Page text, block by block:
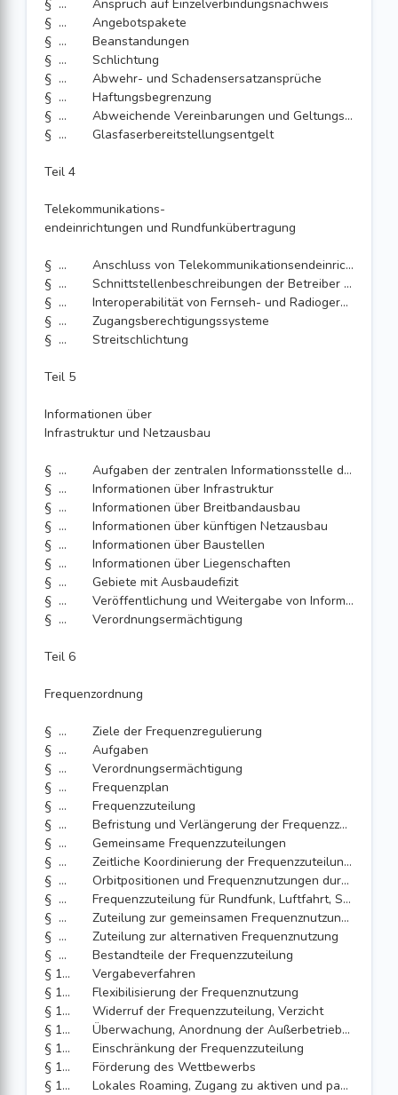
§ 65
Anspruch auf Einzelverbindungsnachweis
§ 66
Angebotspakete
§ 67
Beanstandungen
§ 68
Schlichtung
§ 69
Abwehr- und Schadensersatzansprüche
§ 70
Haftungsbegrenzung
§ 71
Abweichende Vereinbarungen und Geltungsbereich Kundenschutz
§ 72
Glasfaserbereitstellungsentgelt
Teil 4
Telekommunikations-
endeinrichtungen und Rundfunkübertragung
§ 73
Anschluss von Telekommunikationsendeinrichtungen
§ 74
Schnittstellenbeschreibungen der Betreiber öffentlicher Telekommunikationsnetze
§ 75
Interoperabilität von Fernseh- und Radiogeräten
§ 76
Zugangsberechtigungssysteme
§ 77
Streitschlichtung
Teil 5
Informationen über
Infrastruktur und Netzausbau
§ 78
Aufgaben der zentralen Informationsstelle des Bundes
§ 79
Informationen über Infrastruktur
§ 80
Informationen über Breitbandausbau
§ 81
Informationen über künftigen Netzausbau
§ 82
Informationen über Baustellen
§ 83
Informationen über Liegenschaften
§ 84
Gebiete mit Ausbaudefizit
§ 85
Veröffentlichung und Weitergabe von Informationen
§ 86
Verordnungsermächtigung
Teil 6
Frequenzordnung
§ 87
Ziele der Frequenzregulierung
§ 88
Aufgaben
§ 89
Verordnungsermächtigung
§ 90
Frequenzplan
§ 91
Frequenzzuteilung
§ 92
Befristung und Verlängerung der Frequenzzuteilung
§ 93
Gemeinsame Frequenzzuteilungen
§ 94
Zeitliche Koordinierung der Frequenzzuteilungen
§ 95
Orbitpositionen und Frequenznutzungen durch Satelliten
§ 96
Frequenzzuteilung für Rundfunk, Luftfahrt, Seeschifffahrt, Binnenschifffahrt und sicherheitsrelevante Funkanwendungen
§ 97
Zuteilung zur gemeinsamen Frequenznutzung, Erprobung innovativer Technologien, kurzfristig auftretender Frequenzbedarf
§ 98
Zuteilung zur alternativen Frequenznutzung
§ 99
Bestandteile der Frequenzzuteilung
§ 100
Vergabeverfahren
§ 101
Flexibilisierung der Frequenznutzung
§ 102
Widerruf der Frequenzzuteilung, Verzicht
§ 103
Überwachung, Anordnung der Außerbetriebnahme, Monitoring der Mobilfunkversorgung
§ 104
Einschränkung der Frequenzzuteilung
§ 105
Förderung des Wettbewerbs
§ 106
Lokales Roaming, Zugang zu aktiven und passiven Netzinfrastrukturen